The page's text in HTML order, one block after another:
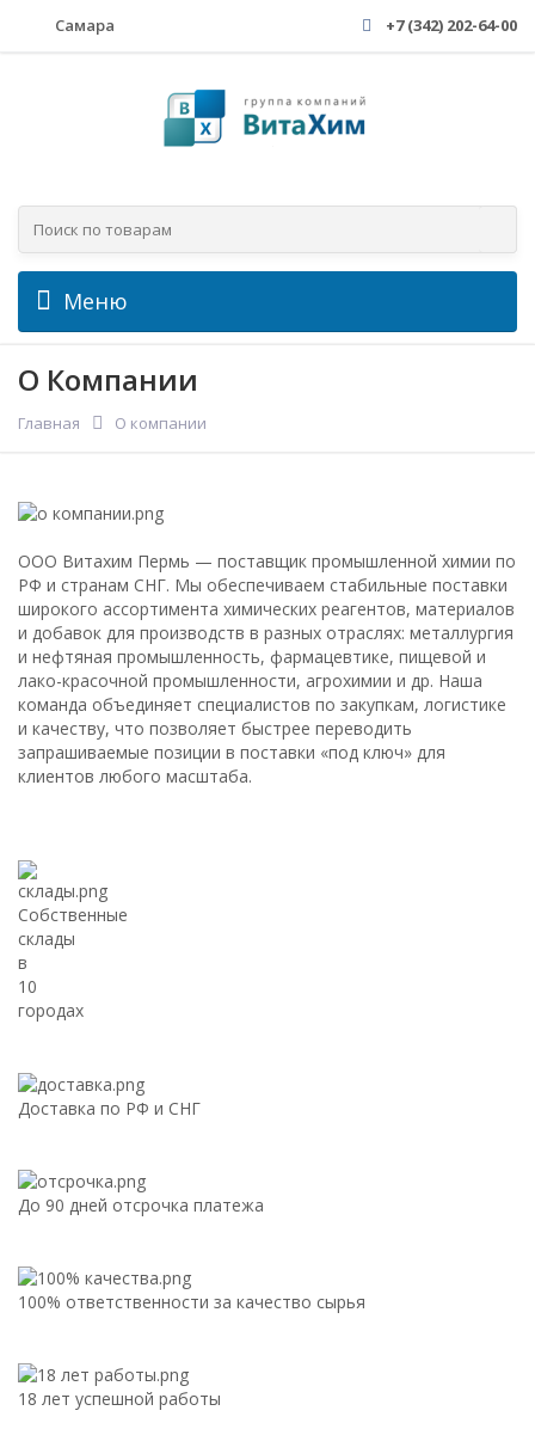
Самара +7 (342) 202-64-00
Меню
О Компании
Главная О компании
ООО Витахим Пермь — поставщик промышленной химии по
РФ и странам СНГ. Мы обеспечиваем стабильные поставки
широкого ассортимента химических реагентов, материалов
и добавок для производств в разных отраслях: металлургия
и нефтяная промышленность, фармацевтике, пищевой и
лако-красочной промышленности, агрохимии и др. Наша
команда объединяет специалистов по закупкам, логистике
и качеству, что позволяет быстрее переводить
запрашиваемые позиции в поставки «под ключ» для
клиентов любого масштаба.
Собственные
склады
в
10
городах
Доставка по РФ и СНГ
До 90 дней отсрочка платежа
100% ответственности за качество сырья
18 лет успешной работы